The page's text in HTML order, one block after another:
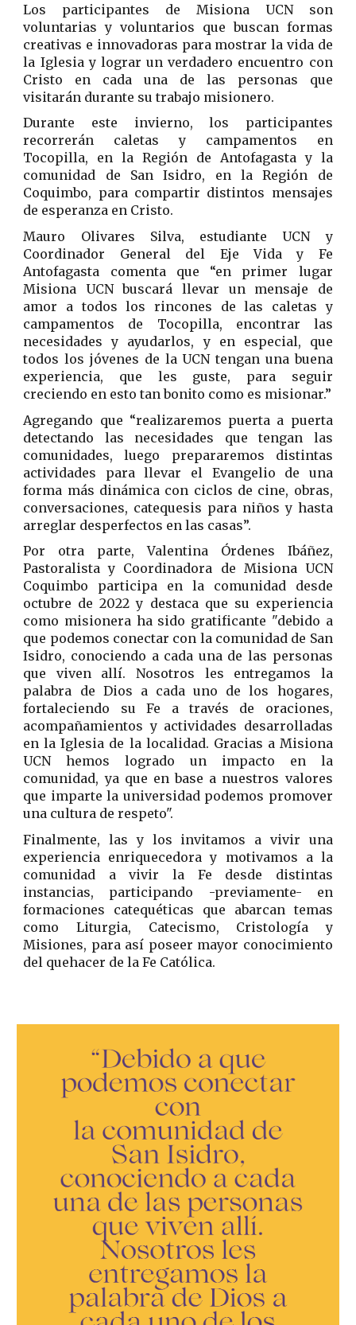
Los participantes de Misiona UCN son
voluntarias y voluntarios que buscan formas
creativas e innovadoras para mostrar la vida de
la Iglesia y lograr un verdadero encuentro con
Cristo en cada una de las personas que
visitarán durante su trabajo misionero.
Durante este invierno, los participantes
recorrerán caletas y campamentos en
Tocopilla, en la Región de Antofagasta y la
comunidad de San Isidro, en la Región de
Coquimbo, para compartir distintos mensajes
de esperanza en Cristo.
Mauro Olivares Silva, estudiante UCN y
Coordinador General del Eje Vida y Fe
Antofagasta comenta que “en primer lugar
Misiona UCN buscará llevar un mensaje de
amor a todos los rincones de las caletas y
campamentos de Tocopilla, encontrar las
necesidades y ayudarlos, y en especial, que
todos los jóvenes de la UCN tengan una buena
experiencia, que les guste, para seguir
creciendo en esto tan bonito como es misionar.”
Agregando que “realizaremos puerta a puerta
detectando las necesidades que tengan las
comunidades, luego prepararemos distintas
actividades para llevar el Evangelio de una
forma más dinámica con ciclos de cine, obras,
conversaciones, catequesis para niños y hasta
arreglar desperfectos en las casas”.
Por otra parte, Valentina Órdenes Ibáñez,
Pastoralista y Coordinadora de Misiona UCN
Coquimbo participa en la comunidad desde
octubre de 2022 y destaca que su experiencia
como misionera ha sido gratificante "debido a
que podemos conectar con la comunidad de San
Isidro, conociendo a cada una de las personas
que viven allí. Nosotros les entregamos la
palabra de Dios a cada uno de los hogares,
fortaleciendo su Fe a través de oraciones,
acompañamientos y actividades desarrolladas
en la Iglesia de la localidad. Gracias a Misiona
UCN hemos logrado un impacto en la
comunidad, ya que en base a nuestros valores
que imparte la universidad podemos promover
una cultura de respeto".
Finalmente, las y los invitamos a vivir una
experiencia enriquecedora y motivamos a la
comunidad a vivir la Fe desde distintas
instancias, participando -previamente- en
formaciones catequéticas que abarcan temas
como Liturgia, Catecismo, Cristología y
Misiones, para así poseer mayor conocimiento
del quehacer de la Fe Católica.